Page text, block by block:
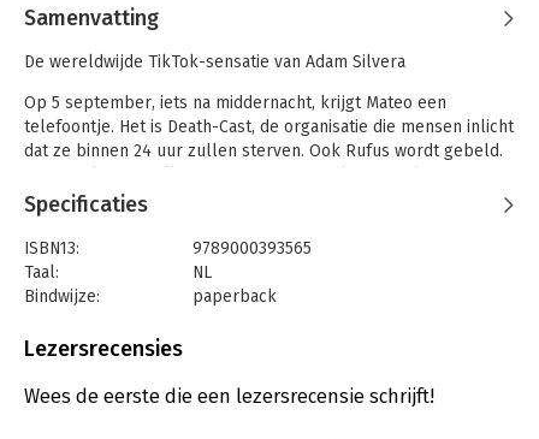
Samenvatting
De wereldwijde TikTok-sensatie van Adam Silvera
Op 5 september, iets na middernacht, krijgt Mateo een
telefoontje. Het is Death-Cast, de organisatie die mensen inlicht
dat ze binnen 24 uur zullen sterven. Ook Rufus wordt gebeld.
van hun leven samen door te brengen in New York. Ze willen
nog één groot avontuur beleven, om een leven lang in één dag
te leven.
'Op het einde gaan ze allebei dood' is een onvergetelijke en
onweglegbare Young Adult voor tieners vanaf vijftien jaar. Het
boek bracht een schokgolf teweeg op BookTok. Silvera’s
boeken in deze Death-Cast-reeks, over een organisatie die
mensen inlicht dat ze binnen 24 uur zullen sterven, zijn
aangrijpende verhalen over leven en dood, liefde en verlies.
Specificaties
ISBN13:
9789000393565
Taal:
NL
Bindwijze:
paperback
Uitgever:
Verschijningsdatum:
11-7-2024
Lezersrecensies
Wees de eerste die een lezersrecensie schrijft!